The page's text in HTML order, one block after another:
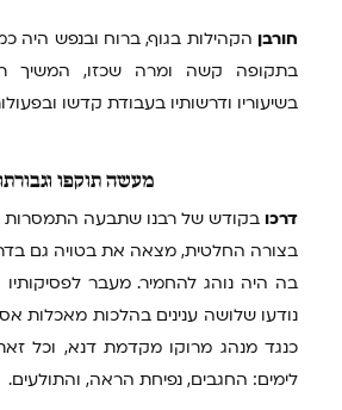
חורבן הקהילות בגוף, ברוח ובנפש היה
בתקופה קשה ומרה שכזו, המשיך
בשיעוריו ודרשותיו בעבודת קדשו
מעשה תוקפו
דרכו בקודש של רבנו שתבעה התמסרות
בצורה החלטית, מצאה את בטויה גם
בה היה נוהג להחמיר. מעבר לפסיקותיו
נודעו שלושה ענינים בהלכות מאכלות
כנגד מנהג מרוקו מקדמת דנא, וכל
לימים: החגבים, נפיחת הראה, והתולעים.